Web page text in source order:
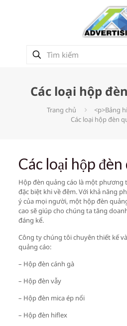
Các loại hộp
Trang chủ
<p>Bảng
Các loại hộp đèn
Các loại hộp
Hộp đèn quảng cáo là một phương
đặc biệt khi về đêm. Với khả năng
ý của mọi người, một hộp đèn
cao sẽ giúp cho chúng ta tăng
đáng kể.
Công ty chúng tôi chuyên thiết kế
quảng cáo:
– Hộp đèn cánh gà
– Hộp đèn vẫy
– Hộp đèn mica ép nổi
– Hộp đèn hiflex